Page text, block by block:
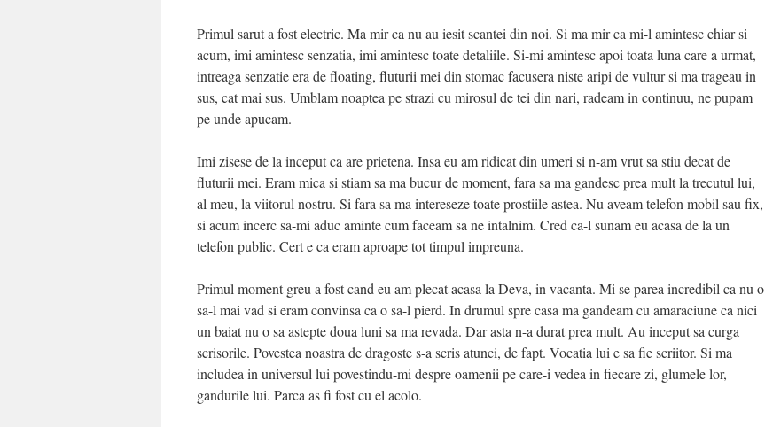
Primul sarut a fost electric. Ma mir ca nu au iesit scantei din noi. Si ma mir ca mi-l amintesc chiar si
acum, imi amintesc senzatia, imi amintesc toate detaliile. Si-mi amintesc apoi toata luna care a urmat,
intreaga senzatie era de floating, fluturii mei din stomac facusera niste aripi de vultur si ma trageau in
sus, cat mai sus. Umblam noaptea pe strazi cu mirosul de tei din nari, radeam in continuu, ne pupam
pe unde apucam.
Imi zisese de la inceput ca are prietena. Insa eu am ridicat din umeri si n-am vrut sa stiu decat de
fluturii mei. Eram mica si stiam sa ma bucur de moment, fara sa ma gandesc prea mult la trecutul lui,
al meu, la viitorul nostru. Si fara sa ma intereseze toate prostiile astea. Nu aveam telefon mobil sau fix,
si acum incerc sa-mi aduc aminte cum faceam sa ne intalnim. Cred ca-l sunam eu acasa de la un
telefon public. Cert e ca eram aproape tot timpul impreuna.
Primul moment greu a fost cand eu am plecat acasa la Deva, in vacanta. Mi se parea incredibil ca nu o
sa-l mai vad si eram convinsa ca o sa-l pierd. In drumul spre casa ma gandeam cu amaraciune ca nici
un baiat nu o sa astepte doua luni sa ma revada. Dar asta n-a durat prea mult. Au inceput sa curga
scrisorile. Povestea noastra de dragoste s-a scris atunci, de fapt. Vocatia lui e sa fie scriitor. Si ma
includea in universul lui povestindu-mi despre oamenii pe care-i vedea in fiecare zi, glumele lor,
gandurile lui. Parca as fi fost cu el acolo.